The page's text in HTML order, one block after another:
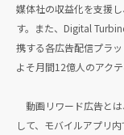
媒体社の収益化を支援
す。また、Digital
携する各広告配信プラ
よそ月間12億人のアク
動画リワード広告と
して、モバイルアプリ